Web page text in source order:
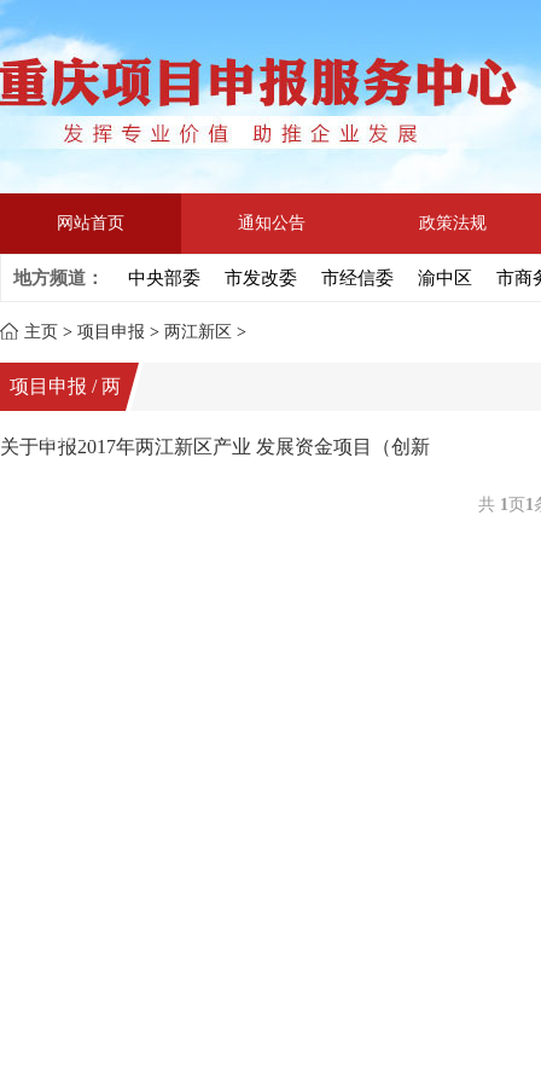
网站首页 通知公告 政策法规
地方频道： 中央部委 市发改委 市经信委 渝中区 市商
主页 > 项目申报 > 两江新区 >
项目申报 / 两
江新区
关于申报2017年两江新区产业 发展资金项目（创新
共 1 页 1